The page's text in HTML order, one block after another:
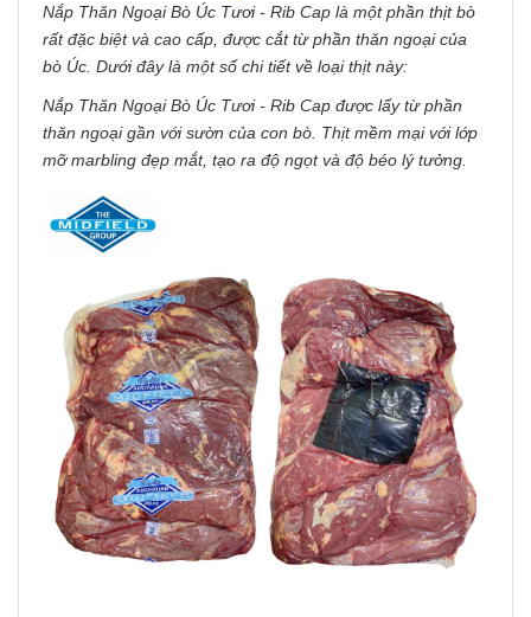
Nắp Thăn Ngoại Bò Úc Tươi - Rib Cap là một phần thịt bò
rất đặc biệt và cao cấp, được cắt từ phần thăn ngoại của
bò Úc. Dưới đây là một số chi tiết về loại thịt này:
Nắp Thăn Ngoại Bò Úc Tươi - Rib Cap được lấy từ phần
thăn ngoại gần với sườn của con bò. Thịt mềm mại với lớp
mỡ marbling đẹp mắt, tạo ra độ ngọt và độ béo lý tưởng.